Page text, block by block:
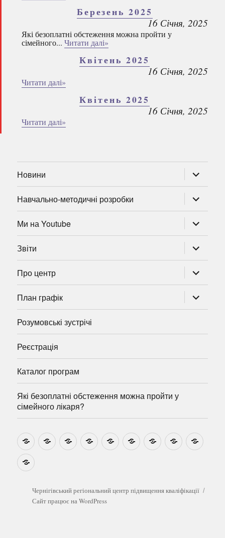
Березень 2025
16 Січня, 2025
Які безоплатні обстеження можна пройти у
сімейного... Читати далі»
Квітень 2025
16 Січня, 2025
Читати далі»
Квітень 2025
16 Січня, 2025
Читати далі»
Новини
підменю
Навчально-методичні розробки
підменю
Ми на Youtube
підменю
Звіти
підменю
Про центр
підменю
План графік
підменю
Розумовські зустрічі
Реєстрація
Каталог програм
Які безоплатні обстеження можна пройти у
сімейного лікаря?
НовиниНавчально-
методичні
Ми
на
Звіти Про
центр
План
графік
Розумовські
зустрічі
Реєстрація
Які
безоплатні
можна
пройти
у
Чернігівський регіональний центр підвищення кваліфікації
Сайт працює на WordPress